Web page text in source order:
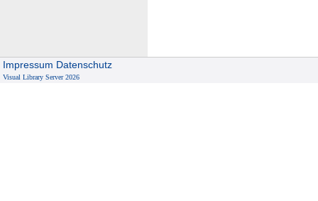
Impressum Datenschutz
Visual Library Server 2026